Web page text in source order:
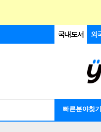
국내도서 외
빠른분야찾기